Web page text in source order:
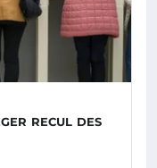
RECUL DES